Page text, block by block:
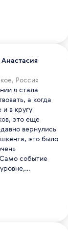
Россия
я стала
а когда
в кругу
это еще
вернулись
это было
событие